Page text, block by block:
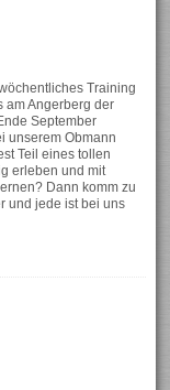
Training
am Angerberg der
September
unserem Obmann
Teil eines tollen
erleben und mit
Dann komm zu
und jede ist bei uns